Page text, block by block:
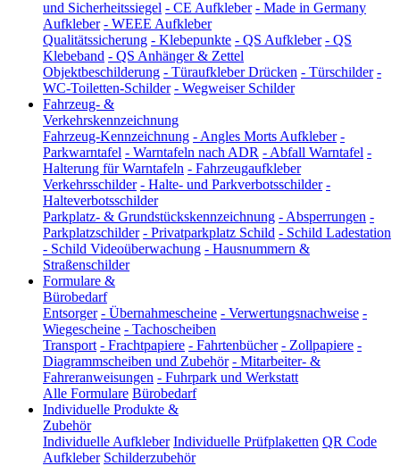
und Sicherheitssiegel - CE Aufkleber - Made in Germany
Aufkleber - WEEE Aufkleber
Qualitätssicherung - Klebepunkte - QS Aufkleber - QS
Klebeband - QS Anhänger & Zettel
Objektbeschilderung - Türaufkleber Drücken - Türschilder -
WC-Toiletten-Schilder - Wegweiser Schilder
Fahrzeug- &
Verkehrskennzeichnung
Fahrzeug-Kennzeichnung - Angles Morts Aufkleber -
Parkwarntafel - Warntafeln nach ADR - Abfall Warntafel -
Halterung für Warntafeln - Fahrzeugaufkleber
Verkehrsschilder - Halte- und Parkverbotsschilder -
Halteverbotsschilder
Parkplatz- & Grundstückskennzeichnung - Absperrungen -
Parkplatzschilder - Privatparkplatz Schild - Schild Ladestation
- Schild Videoüberwachung - Hausnummern &
Straßenschilder
Formulare &
Bürobedarf
Entsorger - Übernahmescheine - Verwertungsnachweise -
Wiegescheine - Tachoscheiben
Transport - Frachtpapiere - Fahrtenbücher - Zollpapiere -
Diagrammscheiben und Zubehör - Mitarbeiter- &
Fahreranweisungen - Fuhrpark und Werkstatt
Alle Formulare Bürobedarf
Individuelle Produkte &
Zubehör
Individuelle Aufkleber Individuelle Prüfplaketten QR Code
Aufkleber Schilderzubehör